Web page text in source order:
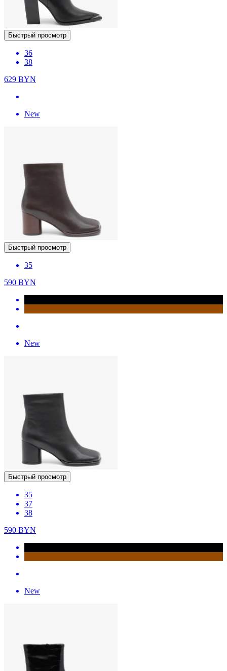
Быстрый просмотр
36
38
629 BYN
New
Быстрый просмотр
35
590 BYN
New
Быстрый просмотр
35
37
38
590 BYN
New